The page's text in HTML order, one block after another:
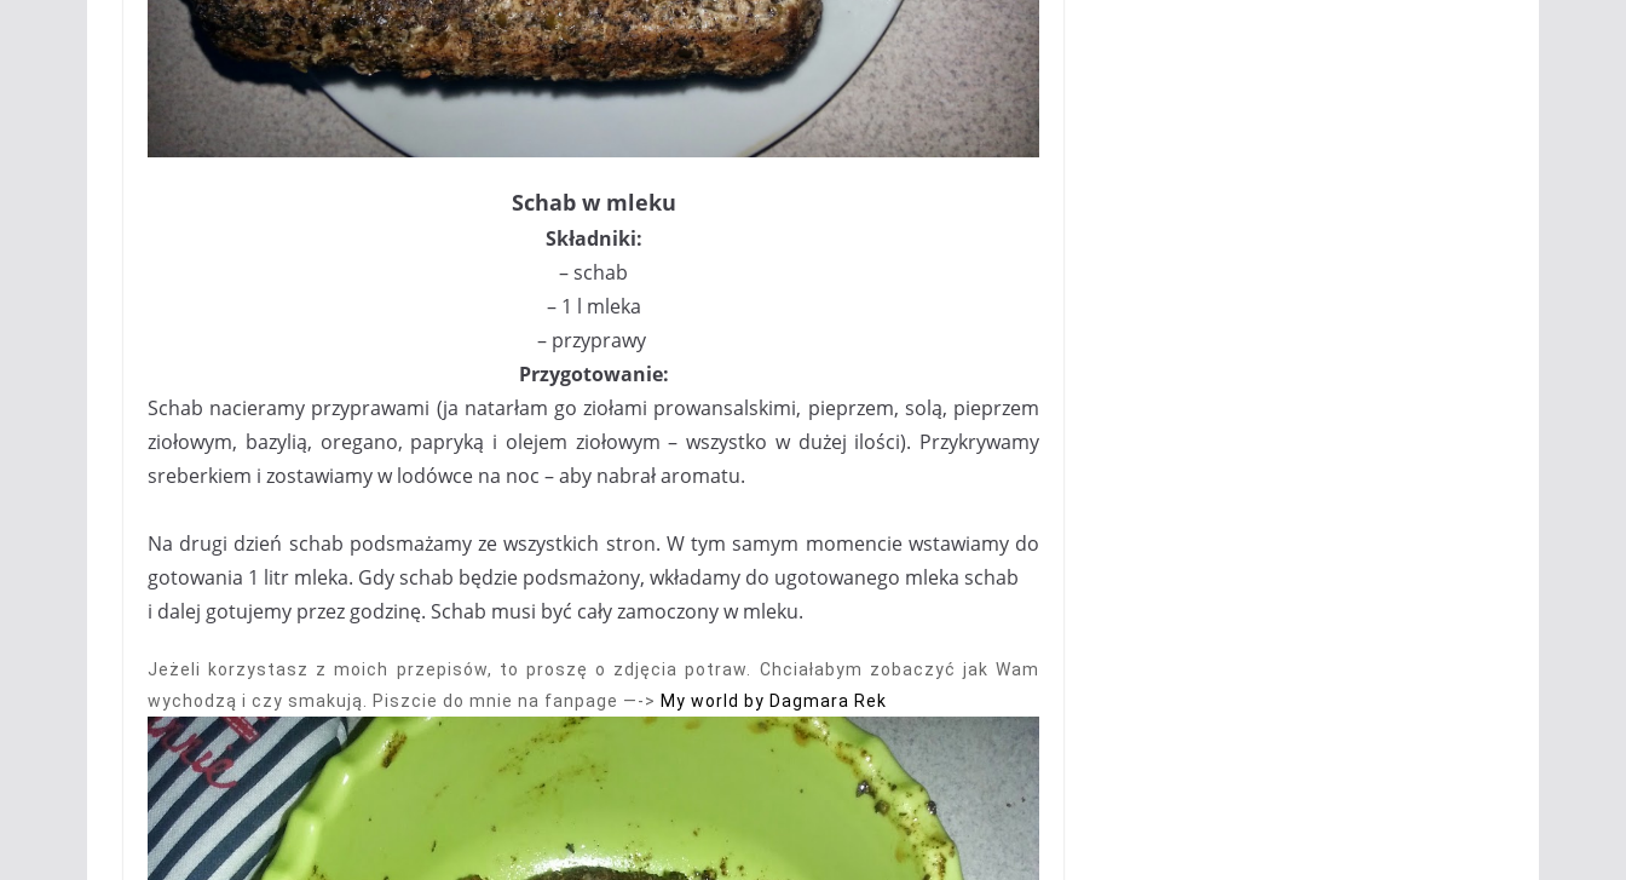
Schab w mleku
Składniki:
– schab
– 1 l mleka
– przyprawy
Przygotowanie:
Schab nacieramy przyprawami (ja natarłam go ziołami prowansalskimi, pieprzem, solą, pieprzem
ziołowym, bazylią, oregano, papryką i olejem ziołowym – wszystko w dużej ilości). Przykrywamy
sreberkiem i zostawiamy w lodówce na noc – aby nabrał aromatu.
Na drugi dzień schab podsmażamy ze wszystkich stron. W tym samym momencie wstawiamy do
gotowania 1 litr mleka. Gdy schab będzie podsmażony, wkładamy do ugotowanego mleka schab
i dalej gotujemy przez godzinę. Schab musi być cały zamoczony w mleku.
Jeżeli korzystasz z moich przepisów, to proszę o zdjęcia potraw. Chciałabym zobaczyć jak Wam
wychodzą i czy smakują. Piszcie do mnie na fanpage —-> My world by Dagmara Rek